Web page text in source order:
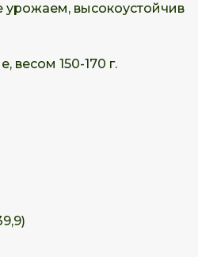
урожаем, высокоустойчив
весом 150-170 г.